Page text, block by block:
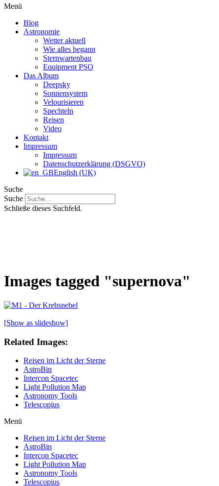
Menü
Blog
Astronomie
Wetter aktuell
Wie alles begann
Sternwartenbau
Equipment PSO
Das Album
Deepsky
Sonnensystem
Velourisieren
Spechteln
Reisen
Video
Kontakt
Impressum
Impressum
Datenschutzerklärung (DSGVO)
English (UK)
Suche
Suche
Schließe dieses Suchfeld.
Images tagged "supernova"
[Show as slideshow]
Related Images:
Reisen im Licht der Sterne
AstroBin
Intercon Spacetec
Light Pollution Map
Astronomy Tools
Telescopius
Menü
Reisen im Licht der Sterne
AstroBin
Intercon Spacetec
Light Pollution Map
Astronomy Tools
Telescopius